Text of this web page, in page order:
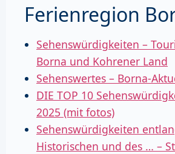
Ferienregion
Sehenswürdigkeiten –
Borna und Kohrener Land
Sehenswertes – Borna-
DIE TOP 10
2025 (mit fotos)
Sehenswürdigkeiten
Historischen und des … –